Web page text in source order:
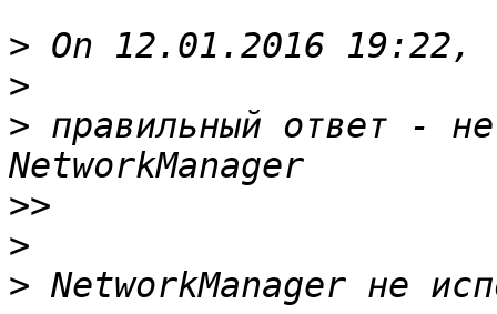
>
>
> правильный ответ -
>>
>
>